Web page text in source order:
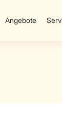
Angebote